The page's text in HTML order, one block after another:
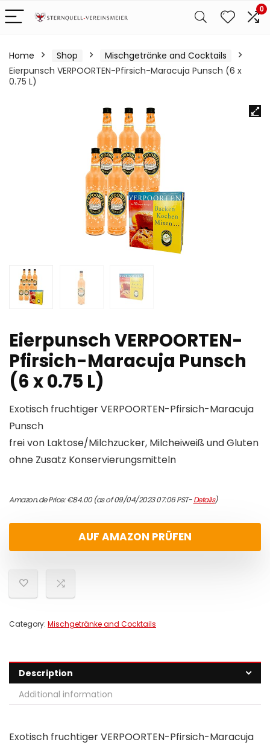
0
Home Shop
Mischgetränke and Cocktails
Eierpunsch VERPOORTEN-Pfirsich-Maracuja Punsch (6 x
0.75 L)
Eierpunsch VERPOORTEN-
Pfirsich-Maracuja Punsch
(6 x 0.75 L)
Exotisch fruchtiger VERPOORTEN-Pfirsich-Maracuja
Punsch
frei von Laktose/Milchzucker, Milcheiweiß und Gluten
ohne Zusatz Konservierungsmitteln
Amazon.de Price:€84.00(as of 09/04/2023 07:06 PST-Details)
AUF AMAZON PRÜFEN
Category: Mischgetränke and Cocktails
Description
Additional information
Exotisch fruchtiger VERPOORTEN-Pfirsich-Maracuja